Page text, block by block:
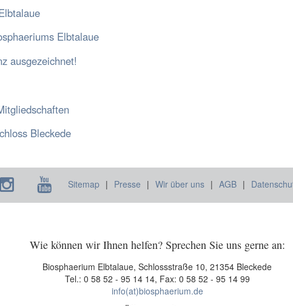
Elbtalaue
ausgezeichnet!
Bleckede
Sitemap Presse Wir über uns AGB
Wie können wir Ihnen helfen? Sprechen Sie uns gerne an:
Biosphaerium Elbtalaue, Schlossstraße 10, 21354 Bleckede
Tel.: 0 58 52 - 95 14 14, Fax: 0 58 52 - 95 14 99
info(at)biosphaerium.de